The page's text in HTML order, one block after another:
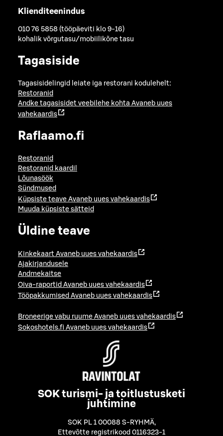
Klienditeenindus
010 76 5858 (tööpäeviti klo 9-16)
kohalik võrgutasu/mobiilikõne tasu
Tagasiside
Tagasisidelingid leiate iga restorani kodulehelt:
Restoranid
Andke tagasisidet veebilehe kohta Avaneb uues
vahekaardis
Raflaamo.fi
Restoranid
Restoranid kaardil
Lõunasöök
Sündmused
Küpsiste teave Avaneb uues vahekaardis
Muuda küpsiste sätteid
Üldine teave
Kinkekaart Avaneb uues vahekaardis
Ajakirjandusele
Andmekaitse
Oiva-raportid Avaneb uues vahekaardis
Tööpakkumised Avaneb uues vahekaardis
Broneerige vabu ruume Avaneb uues vahekaardis
Sokoshotels.fi Avaneb uues vahekaardis
SOK turismi- ja toitlustusketi
juhtimine
SOK PL 1 00088 S-RYHMÄ,
Ettevõtte registrikood 0116323-1